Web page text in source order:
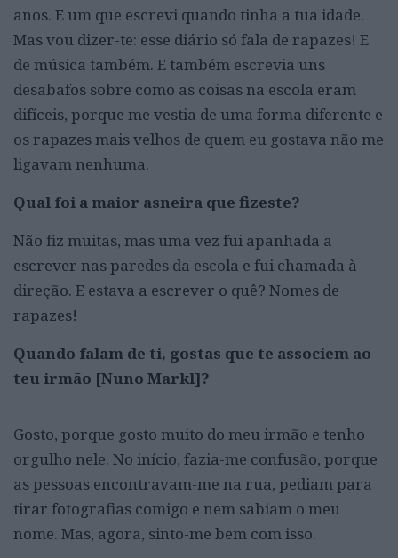
anos. E um que escrevi quando tinha a tua idade.
Mas vou dizer-te: esse diário só fala de rapazes! E
de música também. E também escrevia uns
desabafos sobre como as coisas na escola eram
difíceis, porque me vestia de uma forma diferente e
os rapazes mais velhos de quem eu gostava não me
ligavam nenhuma.
Qual foi a maior asneira que fizeste?
Não fiz muitas, mas uma vez fui apanhada a
escrever nas paredes da escola e fui chamada à
direção. E estava a escrever o quê? Nomes de
rapazes!
Quando falam de ti, gostas que te associem ao
teu irmão [Nuno Markl]?
Gosto, porque gosto muito do meu irmão e tenho
orgulho nele. No início, fazia-me confusão, porque
as pessoas encontravam-me na rua, pediam para
tirar fotografias comigo e nem sabiam o meu
nome. Mas, agora, sinto-me bem com isso.